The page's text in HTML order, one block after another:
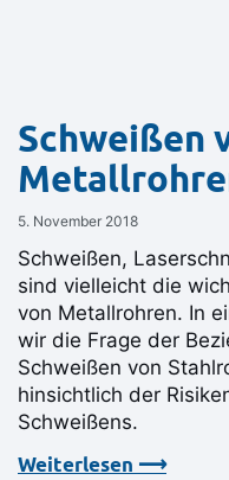
Schweißen
5. November 2018
Schweißen,
sind vielleicht die
von Metallrohren. In
wir die Frage der
Schweißen von
hinsichtlich der
Schweißens.
Weiterlesen ⟶